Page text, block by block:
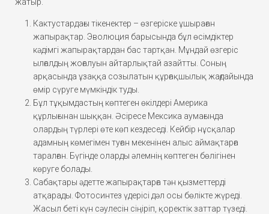
Кактустардағы тікенектер – өзгеріске ұшыраған
жапырақтар. Эволюция барысында бұл өсімдіктер
кәдімгі жапырақтардан бас тартқан. Мұндай өзгеріс
ылғалдың жоғалуын айтарлықтай азайтты. Соның
арқасында ұзаққа созылатын құрғақшылық жағдайында
өмір сүруге мүмкіндік туды.
Бұл тұқымдастың көптеген өкілдері Америка
құрлығынан шыққан. Әсіресе Мексика аумағында
олардың түрлері өте көп кездеседі. Кейбір нұсқалар
адамның көмегімен туған мекенінен алыс аймақтарға
таралған. Бүгінде оларды әлемнің көптеген бөлігінен
көруге болады.
Сабақтары әдетте жапырақтарға тән қызметтерді
атқарады. Фотосинтез үдерісі дәл осы бөлікте жүреді.
Жасыл беті күн сәулесін сіңіріп, қоректік заттар түзеді.